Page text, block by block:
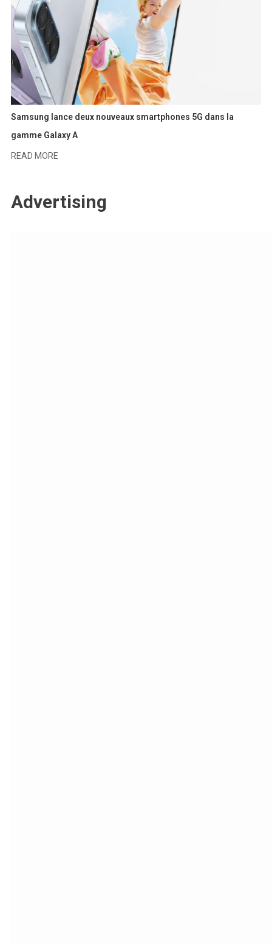
Samsung lance deux nouveaux smartphones 5G dans la
gamme Galaxy A
READ MORE
Advertising